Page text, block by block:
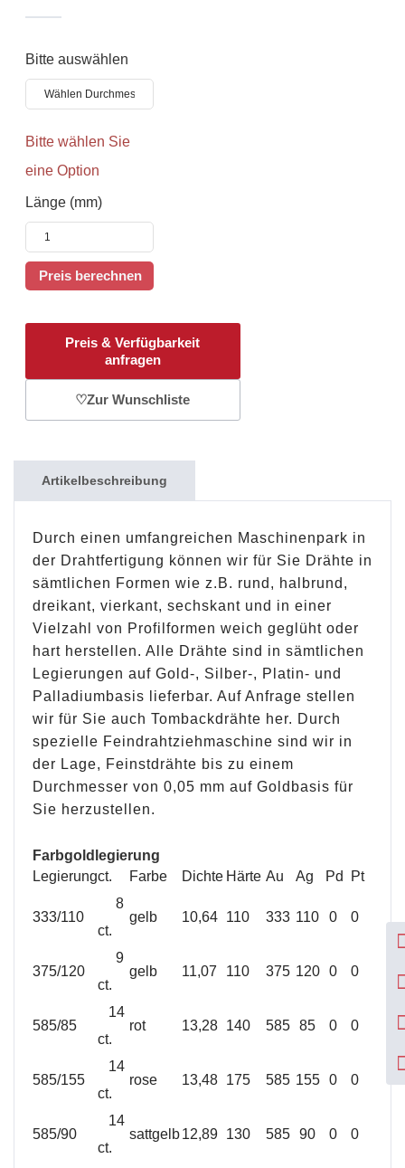
Bitte auswählen
Bitte wählen Sie
eine Option
Länge (mm)
Preis & Verfügbarkeit
anfragen
♡Zur Wunschliste
Artikelbeschreibung
Durch einen umfangreichen Maschinenpark in
der Drahtfertigung können wir für Sie Drähte in
sämtlichen Formen wie z.B. rund, halbrund,
dreikant, vierkant, sechskant und in einer
Vielzahl von Profilformen weich geglüht oder
hart herstellen. Alle Drähte sind in sämtlichen
Legierungen auf Gold-, Silber-, Platin- und
Palladiumbasis lieferbar. Auf Anfrage stellen
wir für Sie auch Tombackdrähte her. Durch
spezielle Feindrahtziehmaschine sind wir in
der Lage, Feinstdrähte bis zu einem
Durchmesser von 0,05 mm auf Goldbasis für
Sie herzustellen.
Farbgoldlegierung
Legierungct. Farbe Dichte Härte Au Ag Pd Pt
333/110
8
ct.
gelb 10,64 110 333 110 0 0
375/120
9
ct.
gelb 11,07 110 375 120 0 0
585/85
14
ct.
rot 13,28 140 585 85 0 0
585/155
14
ct.
rose 13,48 175 585 155 0 0
585/90
14
ct.
sattgelb12,89 130 585 90 0 0